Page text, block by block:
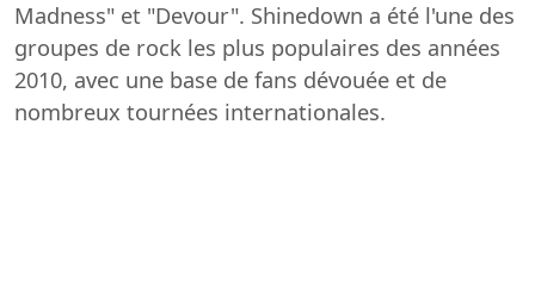
Madness" et "Devour". Shinedown a été l'une des
groupes de rock les plus populaires des années
2010, avec une base de fans dévouée et de
nombreux tournées internationales.